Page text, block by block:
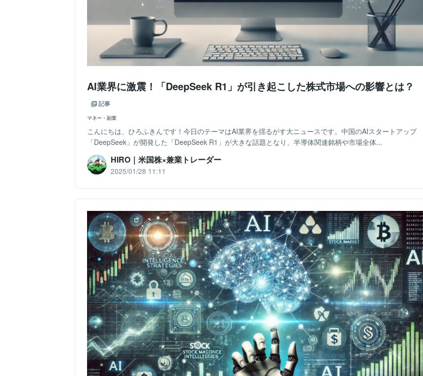
AI業界に激震！「DeepSeek R1」が引き起こした株式市場への影響とは？
記事
マネー・副業
こんにちは、ひろふきんです！今日のテーマはAI業界を揺るがす大ニュースです。中国のAIスタートアップ
「DeepSeek」が開発した「DeepSeek R1」が大きな話題となり、半導体関連銘柄や市場全体...
HIRO｜米国株×兼業トレーダー
2025/01/28 11:11